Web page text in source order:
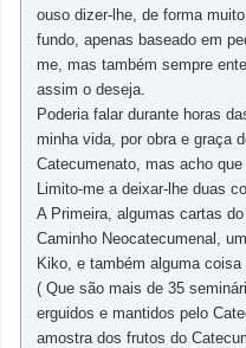
ouso dizer-lhe, de forma
fundo, apenas baseado em
me, mas também sempre
assim o deseja.
Poderia falar durante horas
minha vida, por obra e graça
Catecumenato, mas acho
Limito-me a deixar-lhe duas
A Primeira, algumas cartas
Caminho Neocatecumenal,
Kiko, e também alguma
( Que são mais de 35
erguidos e mantidos pelo
amostra dos frutos do